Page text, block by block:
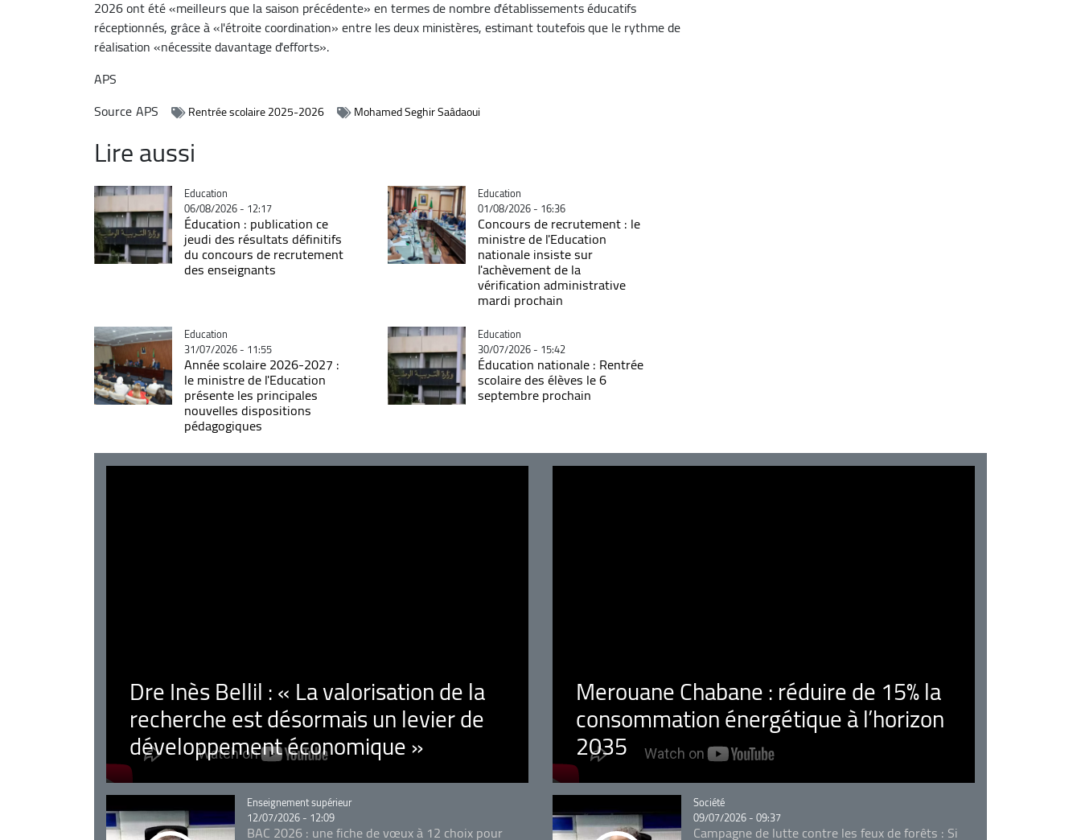
2026 ont été «meilleurs que la saison précédente» en termes de nombre d'établissements éducatifs
réceptionnés, grâce à «l'étroite coordination» entre les deux ministères, estimant toutefois que le rythme de
réalisation «nécessite davantage d'efforts».
APS
SourceAPS Rentrée scolaire 2025-2026 Mohamed Seghir Saâdaoui
Lire aussi
Catégorie
Education
06/08/2026 - 12:17
Éducation : publication ce
jeudi des résultats définitifs
du concours de recrutement
des enseignants
Catégorie
Education
01/08/2026 - 16:36
Concours de recrutement : le
ministre de l'Education
nationale insiste sur
l'achèvement de la
vérification administrative
mardi prochain
Catégorie
Education
31/07/2026 - 11:55
Année scolaire 2026-2027 :
le ministre de l'Education
présente les principales
nouvelles dispositions
pédagogiques
Catégorie
Education
30/07/2026 - 15:42
Éducation nationale : Rentrée
scolaire des élèves le 6
septembre prochain
Dre Inès Bellil : « La valorisation de la
recherche est désormais un levier de
développement économique »
Merouane Chabane : réduire de 15% la
consommation énergétique à l’horizon
2035
Catégorie
Enseignement supérieur
12/07/2026 - 12:09
BAC 2026 : une fiche de vœux à 12 choix pour
Catégorie
Société
09/07/2026 - 09:37
Campagne de lutte contre les feux de forêts : Si